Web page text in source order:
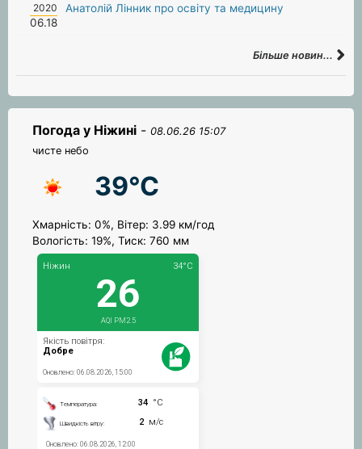
2020
06.18
Анатолій Лінник про освіту та медицину
Більше новин...
Погода у Ніжині - 08.06.26 15:07
чисте небо
39°C
Хмарність: 0%, Вітер: 3.99 км/год
Вологість: 19%, Тиск: 760 мм